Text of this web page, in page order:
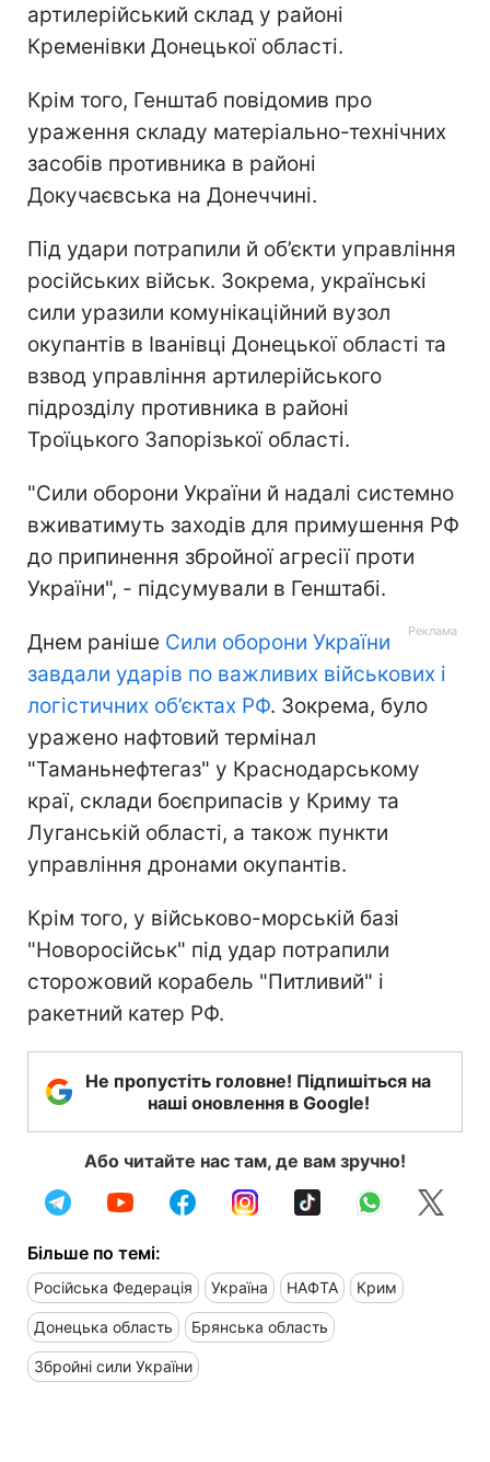
артилерійський склад у районі
Кременівки Донецької області.
Крім того, Генштаб повідомив про
ураження складу матеріально-технічних
засобів противника в районі
Докучаєвська на Донеччині.
Під удари потрапили й об’єкти управління
російських військ. Зокрема, українські
сили уразили комунікаційний вузол
окупантів в Іванівці Донецької області та
взвод управління артилерійського
підрозділу противника в районі
Троїцького Запорізької області.
"Сили оборони України й надалі системно
вживатимуть заходів для примушення РФ
до припинення збройної агресії проти
України", - підсумували в Генштабі.
Днем раніше Сили оборони України
завдали ударів по важливих військових і
логістичних об’єктах РФ. Зокрема, було
уражено нафтовий термінал
"Таманьнефтегаз" у Краснодарському
краї, склади боєприпасів у Криму та
Луганській області, а також пункти
управління дронами окупантів.
Крім того, у військово-морській базі
"Новоросійськ" під удар потрапили
сторожовий корабель "Питливий" і
ракетний катер РФ.
Не пропустіть головне! Підпишіться на
наші оновлення в Google!
Або читайте нас там, де вам зручно!
Більше по темі:
Російська Федерація Україна НАФТА Крим
Донецька область Брянська область
Збройні сили України